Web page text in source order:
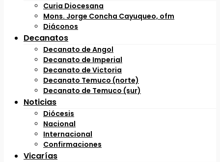
Curia Diocesana
Mons. Jorge Concha Cayuqueo, ofm
Diáconos
Decanatos
Decanato de Angol
Decanato de Imperial
Decanato de Victoria
Decanato Temuco (norte)
Decanato de Temuco (sur)
Noticias
Diócesis
Nacional
Internacional
Confirmaciones
Vicarías